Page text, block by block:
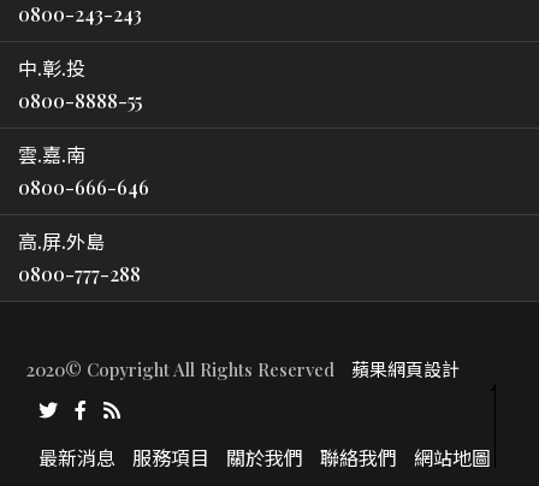
0800-243-243
中.彰.投
0800-8888-55
雲.嘉.南
0800-666-646
高.屏.外島
0800-777-288
2020© Copyright All Rights Reserved 蘋果網頁設計
最新消息 服務項目 關於我們 聯絡我們
網站地圖